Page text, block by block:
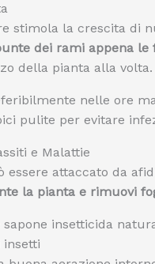
stimola la crescita di
dei rami appena
della pianta alla volta.
nelle ore
pulite per evitare
e Malattie
essere attaccato da
la pianta e rimuovi
insetticida
insetti